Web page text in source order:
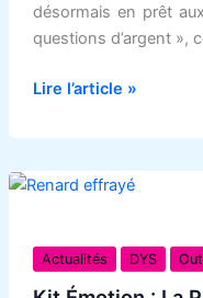
désormais en prêt
questions d’argent »,
d’argent
»
la
de
France
Lire l’article »
Actualités DYS
Émotion
: